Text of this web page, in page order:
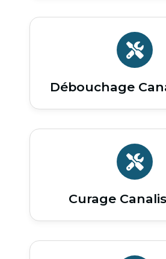
Débouchage
Curage